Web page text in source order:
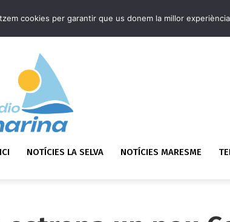
NOTÍCIES LA SELVA NOTÍCIES MARESME
cookies per garantir que us donem la millor